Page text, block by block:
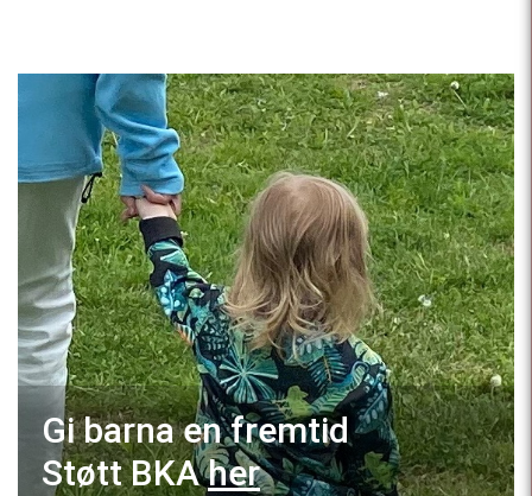
Gi barna en fremtid
Støtt BKAher